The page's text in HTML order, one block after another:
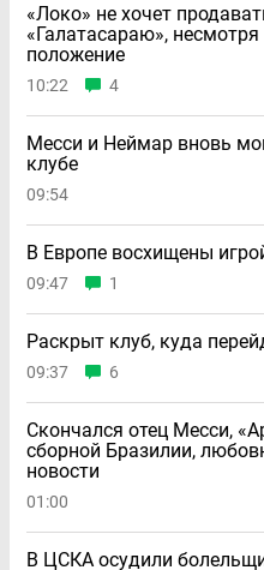
«Локо» не хочет
«Галатасараю»,
положение
10:22 4
Месси и Неймар вновь
клубе
09:54
В Европе восхищены
09:47 1
Раскрыт клуб, куда
09:37 6
Скончался отец Месси,
сборной Бразилии,
новости
01:00
В ЦСКА осудили